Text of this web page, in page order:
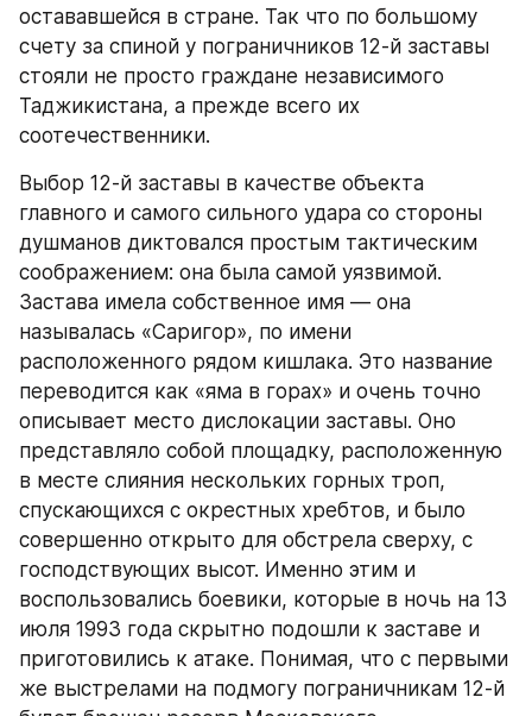
остававшейся в стране. Так что по большому
счету за спиной у пограничников 12-й заставы
стояли не просто граждане независимого
Таджикистана, а прежде всего их
соотечественники.
Выбор 12-й заставы в качестве объекта
главного и самого сильного удара со стороны
душманов диктовался простым тактическим
соображением: она была самой уязвимой.
Застава имела собственное имя — она
называлась «Саригор», по имени
расположенного рядом кишлака. Это название
переводится как «яма в горах» и очень точно
описывает место дислокации заставы. Оно
представляло собой площадку, расположенную
в месте слияния нескольких горных троп,
спускающихся с окрестных хребтов, и было
совершенно открыто для обстрела сверху, с
господствующих высот. Именно этим и
воспользовались боевики, которые в ночь на 13
июля 1993 года скрытно подошли к заставе и
приготовились к атаке. Понимая, что с первыми
же выстрелами на подмогу пограничникам 12-й